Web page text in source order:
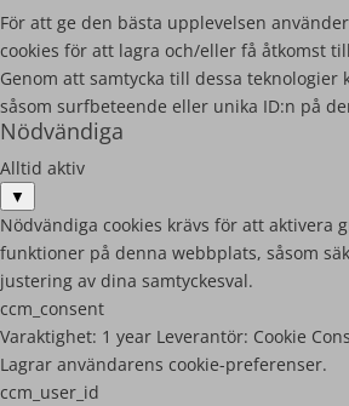
För att ge den bästa upplevelsen
cookies för att lagra och/eller få åtkomst
Genom att samtycka till dessa teknologier
såsom surfbeteende eller unika ID:n på
Nödvändiga
Alltid aktiv
▼
Nödvändiga cookies krävs för att aktivera
funktioner på denna webbplats, såsom
justering av dina samtyckesval.
ccm_consent
Varaktighet: 1 year Leverantör: Cookie
Lagrar användarens cookie-preferenser.
ccm_user_id